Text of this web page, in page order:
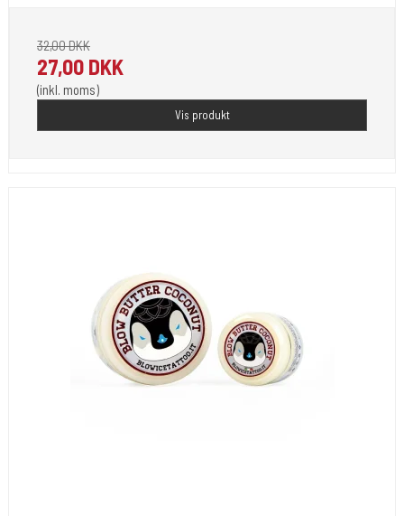
32,00 DKK
27,00 DKK
(inkl. moms)
Vis produkt